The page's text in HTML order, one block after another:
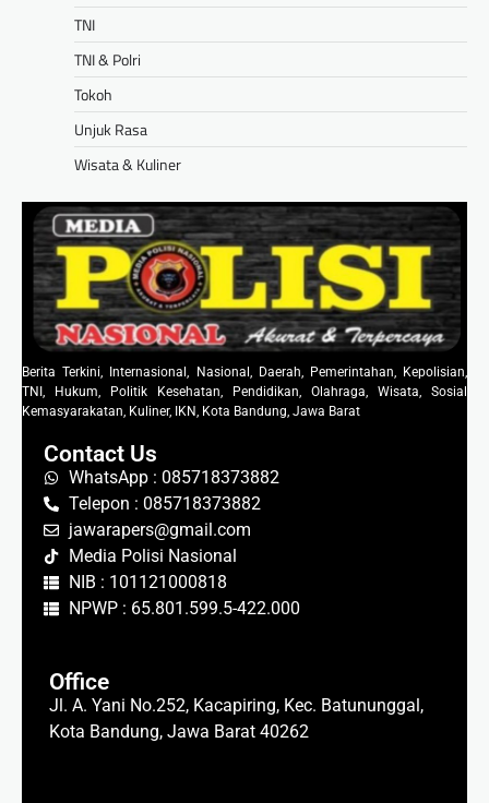
TNI
TNI & Polri
Tokoh
Unjuk Rasa
Wisata & Kuliner
Berita Terkini, Internasional, Nasional, Daerah, Pemerintahan, Kepolisian,
TNI, Hukum, Politik Kesehatan, Pendidikan, Olahraga, Wisata, Sosial
Kemasyarakatan, Kuliner, IKN, Kota Bandung, Jawa Barat
Contact Us
WhatsApp : 085718373882
Telepon : 085718373882
jawarapers@gmail.com
Media Polisi Nasional
NIB : 101121000818
NPWP : 65.801.599.5-422.000
Office
Jl. A. Yani No.252, Kacapiring, Kec. Batununggal,
Kota Bandung, Jawa Barat 40262